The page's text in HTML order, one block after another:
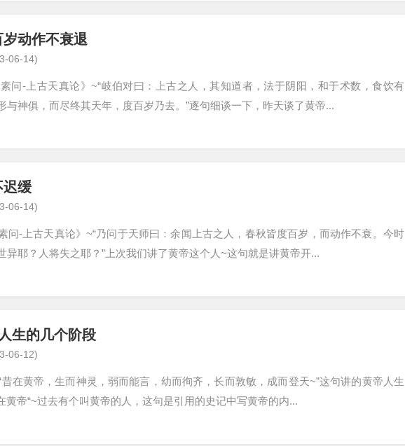
动作不衰退
06-14)
问-上古天真论》~“岐伯对曰：上古之人，其知道者，法于阴阳，和于术数，食饮有
与神俱，而尽终其天年，度百岁乃去。”逐句细谈一下，昨天谈了黄帝...
迟缓
06-14)
问-上古天真论》~“乃问于天师曰：余闻上古之人，春秋皆度百岁，而动作不衰。今时
异耶？人将失之耶？”上次我们讲了黄帝这个人~这句就是讲黄帝开...
生的几个阶段
06-12)
昔在黄帝，生而神灵，弱而能言，幼而徇齐，长而敦敏，成而登天~”这句讲的黄帝人生
黄帝“~过去有个叫黄帝的人，这句是引用的史记中写黄帝的内...